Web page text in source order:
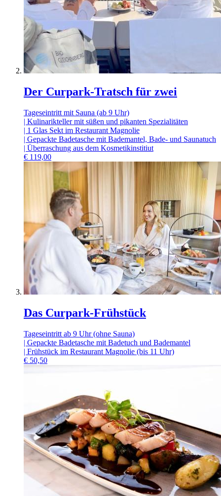
Der Curpark-Tratsch für zwei
Tageseintritt mit Sauna (ab 9 Uhr)
| Kulinarikteller mit süßen und pikanten Spezialitäten
| 1 Glas Sekt im Restaurant Magnolie
| Gepackte Badetasche mit Bademantel, Bade- und Saunatuch
| Überraschung aus dem Kosmetikinstitiut
€ 119,00
Das Curpark-Frühstück
Tageseintritt ab 9 Uhr (ohne Sauna)
| Gepackte Badetasche mit Badetuch und Bademantel
| Frühstück im Restaurant Magnolie (bis 11 Uhr)
€ 50,50